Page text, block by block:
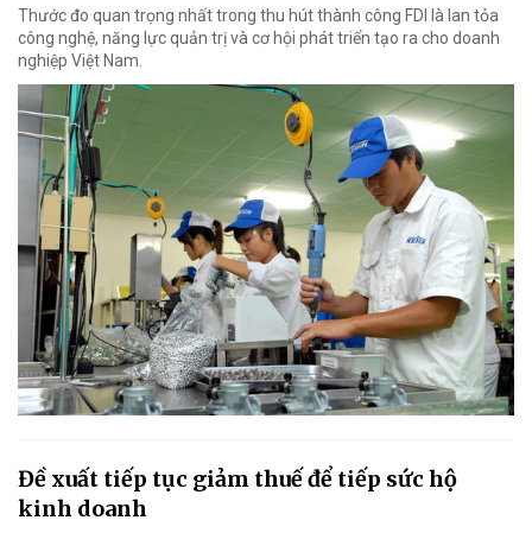
Thước đo quan trọng nhất trong thu hút thành công FDI là lan tỏa
công nghệ, năng lực quản trị và cơ hội phát triển tạo ra cho doanh
nghiệp Việt Nam.
Đề xuất tiếp tục giảm thuế để tiếp sức hộ
kinh doanh